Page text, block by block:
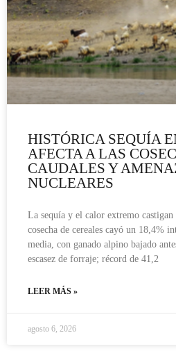
HISTÓRICA SEQUÍA
AFECTA A LAS
CAUDALES Y
NUCLEARES
La sequía y el calor extremo
cosecha de cereales cayó un 18,4%
media, con ganado alpino bajado
escasez de forraje; récord de 41,2
LEER MÁS »
agosto 6, 2026